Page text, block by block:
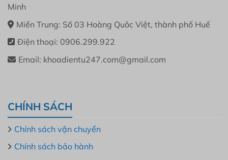
Minh
Miền Trung: Số 03 Hoàng Quôc Việt, thành phố Huế
Điện thoại: 0906.299.922
Email: khoadientu247.com@gmail.com
CHÍNH SÁCH
Chính sách vận chuyển
Chính sách bảo hành